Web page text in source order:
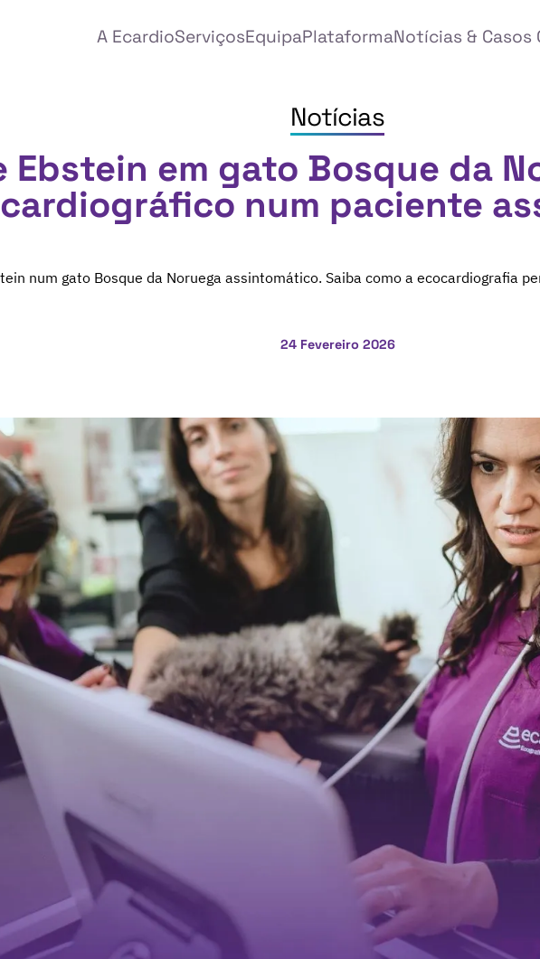
A EcardioServiçosEquipaPlataformaNotícias & Casos
Notícias
Ebstein em gato Bosque da
num paciente
num gato Bosque da Noruega assintomático. Saiba como a ecocardiografia
24 Fevereiro 2026